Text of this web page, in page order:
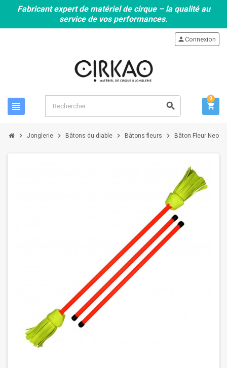
Fabricant expert de matériel de cirque – la qualité au
service de vos performances.
view_headline search
personConnexion
shopping_cart
0
chevron_right Jonglerie chevron_right Bâtons du diable chevron_right Bâtons fleurs chevron_right Bâton Fleur Neo +